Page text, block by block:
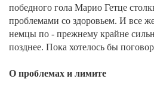
победного гола Марио Гетце
проблемами со здоровьем. И все
немцы по - прежнему крайне
позднее. Пока хотелось бы
О проблемах и лимите